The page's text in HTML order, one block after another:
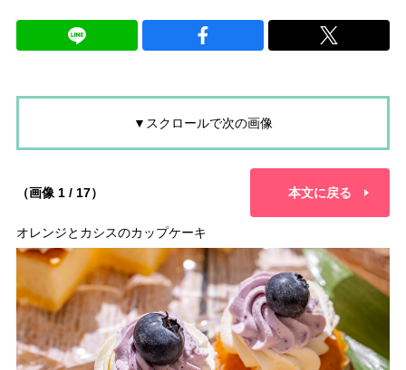
▼スクロールで次の画像
（画像 1 / 17） 本文に戻る
オレンジとカシスのカップケーキ